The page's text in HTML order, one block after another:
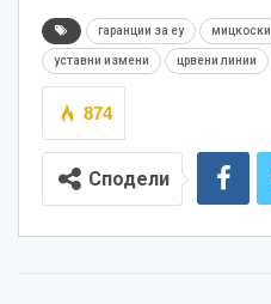
гаранции за еу мицкоски
уставни измени црвени линии
874
Сподели